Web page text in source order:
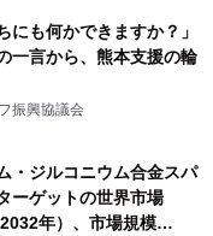
にも何かできますか？」
一言から、熊本支援の輪
振興協議会
・ジルコニウム合金スパ
ーゲットの世界市場
2032年）、市場規模